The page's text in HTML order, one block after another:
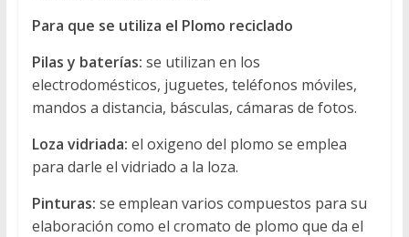
Para que se utiliza el Plomo reciclado
Pilas y baterías: se utilizan en los
electrodomésticos, juguetes, teléfonos móviles,
mandos a distancia, básculas, cámaras de fotos.
Loza vidriada: el oxigeno del plomo se emplea
para darle el vidriado a la loza.
Pinturas: se emplean varios compuestos para su
elaboración como el cromato de plomo que da el